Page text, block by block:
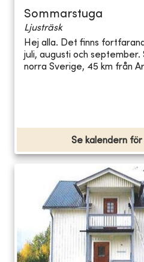
Sommarstuga
Ljusträsk
Hej alla. Det finns
juli, augusti och
norra Sverige, 45 km från
Se kalendern